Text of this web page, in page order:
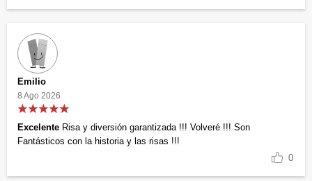
Emilio
8 Ago 2026
Excelente Risa y diversión garantizada !!! Volveré !!! Son
Fantásticos con la historia y las risas !!!
0